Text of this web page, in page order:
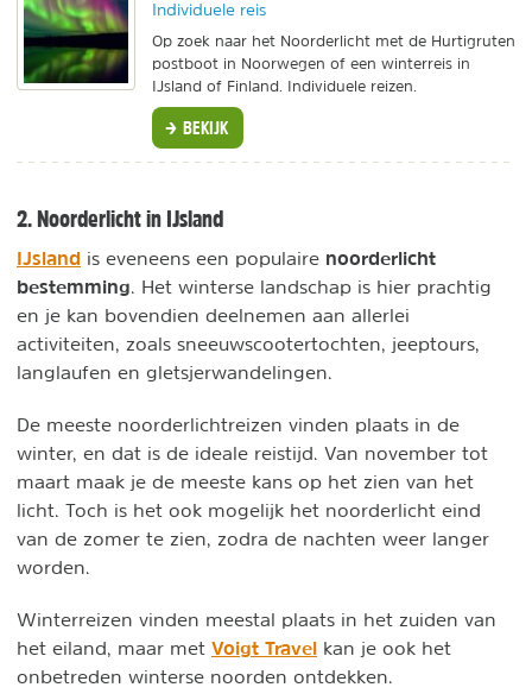
Individuele reis
Op zoek naar het Noorderlicht met de Hurtigruten
postboot in Noorwegen of een winterreis in
IJsland of Finland. Individuele reizen.
BEKIJK
2. Noorderlicht in IJsland
IJsland is eveneens een populaire noorderlicht
bestemming . Het winterse landschap is hier prachtig
en je kan bovendien deelnemen aan allerlei
activiteiten, zoals sneeuwscootertochten, jeeptours,
langlaufen en gletsjerwandelingen.
De meeste noorderlichtreizen vinden plaats in de
winter, en dat is de ideale reistijd. Van november tot
maart maak je de meeste kans op het zien van het
licht. Toch is het ook mogelijk het noorderlicht eind
van de zomer te zien, zodra de nachten weer langer
worden.
Winterreizen vinden meestal plaats in het zuiden van
het eiland, maar met Voigt Travel kan je ook het
onbetreden winterse noorden ontdekken.